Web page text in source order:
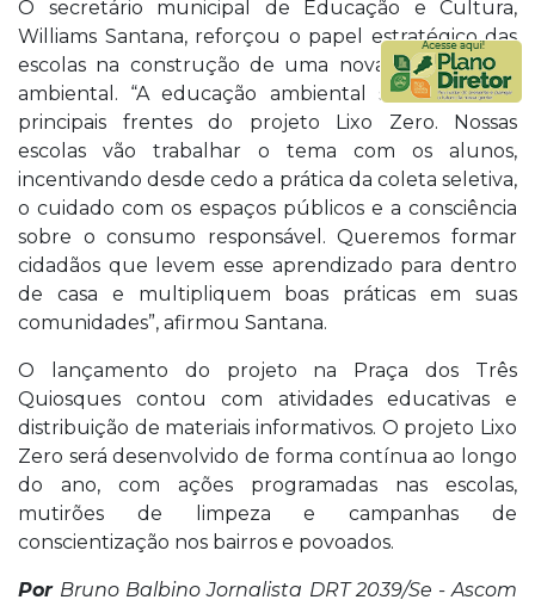
O secretário municipal de Educação e Cultura,
Williams Santana, reforçou o papel estratégico das
escolas na construção de uma nova mentalidade
ambiental. “A educação ambiental será uma das
principais frentes do projeto Lixo Zero. Nossas
escolas vão trabalhar o tema com os alunos,
incentivando desde cedo a prática da coleta seletiva,
o cuidado com os espaços públicos e a consciência
sobre o consumo responsável. Queremos formar
cidadãos que levem esse aprendizado para dentro
de casa e multipliquem boas práticas em suas
comunidades”, afirmou Santana.
O lançamento do projeto na Praça dos Três
Quiosques contou com atividades educativas e
distribuição de materiais informativos. O projeto Lixo
Zero será desenvolvido de forma contínua ao longo
do ano, com ações programadas nas escolas,
mutirões de limpeza e campanhas de
conscientização nos bairros e povoados.
Por Bruno Balbino Jornalista DRT 2039/Se - Ascom